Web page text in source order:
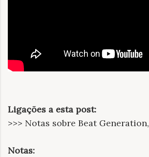
Ligações a esta post:
>>> Notas sobre Beat Generation,
Notas: